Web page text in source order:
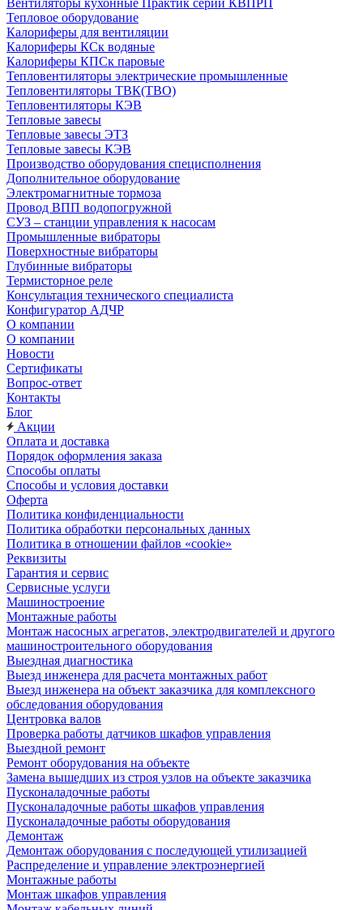
Вентиляторы кухонные Практик серии КВПРП
Тепловое оборудование
Калориферы для вентиляции
Калориферы КСк водяные
Калориферы КПСк паровые
Тепловентиляторы электрические промышленные
Тепловентиляторы ТВК(ТВО)
Тепловентиляторы КЭВ
Тепловые завесы
Тепловые завесы ЭТЗ
Тепловые завесы КЭВ
Производство оборудования специсполнения
Дополнительное оборудование
Электромагнитные тормоза
Провод ВПП водопогружной
СУЗ – станции управления к насосам
Промышленные вибраторы
Поверхностные вибраторы
Глубинные вибраторы
Термисторное реле
Консультация технического специалиста
Конфигуратор АДЧР
О компании
О компании
Новости
Сертификаты
Вопрос-ответ
Контакты
Блог
Акции
Оплата и доставка
Порядок оформления заказа
Способы оплаты
Способы и условия доставки
Оферта
Политика конфиденциальности
Политика обработки персональных данных
Политика в отношении файлов «cookie»
Реквизиты
Гарантия и сервис
Сервисные услуги
Машиностроение
Монтажные работы
Монтаж насосных агрегатов, электродвигателей и другого
машиностроительного оборудования
Выездная диагностика
Выезд инженера для расчета монтажных работ
Выезд инженера на объект заказчика для комплексного
обследования оборудования
Центровка валов
Проверка работы датчиков шкафов управления
Выездной ремонт
Ремонт оборудования на объекте
Замена вышедших из строя узлов на объекте заказчика
Пусконаладочные работы
Пусконаладочные работы шкафов управления
Пусконаладочные работы оборудования
Демонтаж
Демонтаж оборудования с последующей утилизацией
Распределение и управление электроэнергией
Монтажные работы
Монтаж шкафов управления